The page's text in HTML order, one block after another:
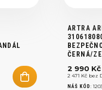
ARTRA
ČERNÁ/
2 990 Kč
2 471 Kč bez
NÁŠ KÓD: